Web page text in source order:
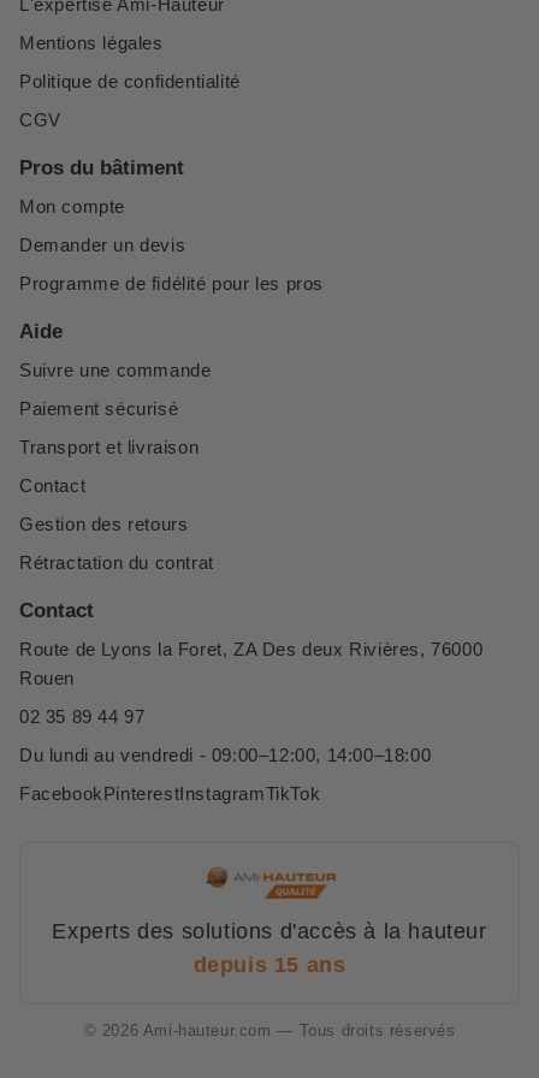
Mentions légales
Politique de confidentialité
CGV
Pros du bâtiment
Mon compte
Demander un devis
Programme de fidélité pour les pros
Aide
Suivre une commande
Paiement sécurisé
Transport et livraison
Contact
Gestion des retours
Rétractation du contrat
Contact
Route de Lyons la Foret, ZA Des deux Rivières, 76000
Rouen
02 35 89 44 97
Du lundi au vendredi - 09:00–12:00, 14:00–18:00
FacebookPinterestInstagramTikTok
Experts des solutions d'accès à la hauteur
depuis 15 ans
© 2026 Ami-hauteur.com — Tous droits réservés